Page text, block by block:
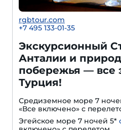
rgbtour.com
+7 495 133-01-35
Экскурсионный
Анталии и
побережья — все
Турция!
Средиземное море 7
«Все включено» с
Эгейское море 7 ночей 5*